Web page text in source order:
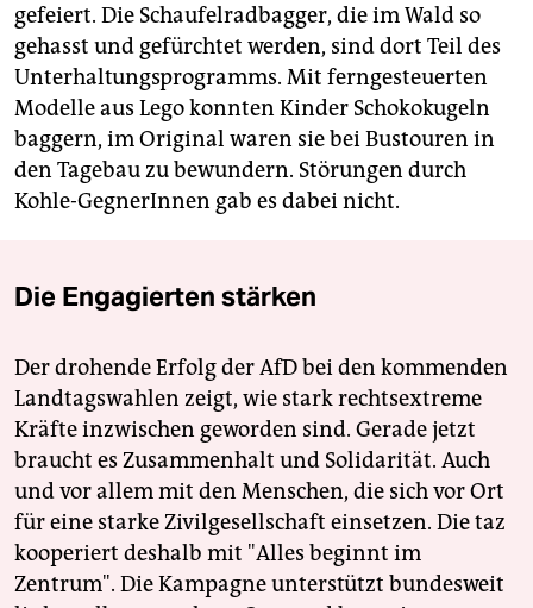
gefeiert. Die Schaufelradbagger, die im Wald so
gehasst und gefürchtet werden, sind dort Teil des
Unterhaltungsprogramms. Mit ferngesteuerten
Modelle aus Lego konnten Kinder Schokokugeln
baggern, im Original waren sie bei Bustouren in
den Tagebau zu bewundern. Störungen durch
Kohle-GegnerInnen gab es dabei nicht.
Die Engagierten stärken
Der drohende Erfolg der AfD bei den kommenden
Landtagswahlen zeigt, wie stark rechtsextreme
Kräfte inzwischen geworden sind. Gerade jetzt
braucht es Zusammenhalt und Solidarität. Auch
und vor allem mit den Menschen, die sich vor Ort
für eine starke Zivilgesellschaft einsetzen. Die taz
kooperiert deshalb mit "Alles beginnt im
Zentrum". Die Kampagne unterstützt bundesweit